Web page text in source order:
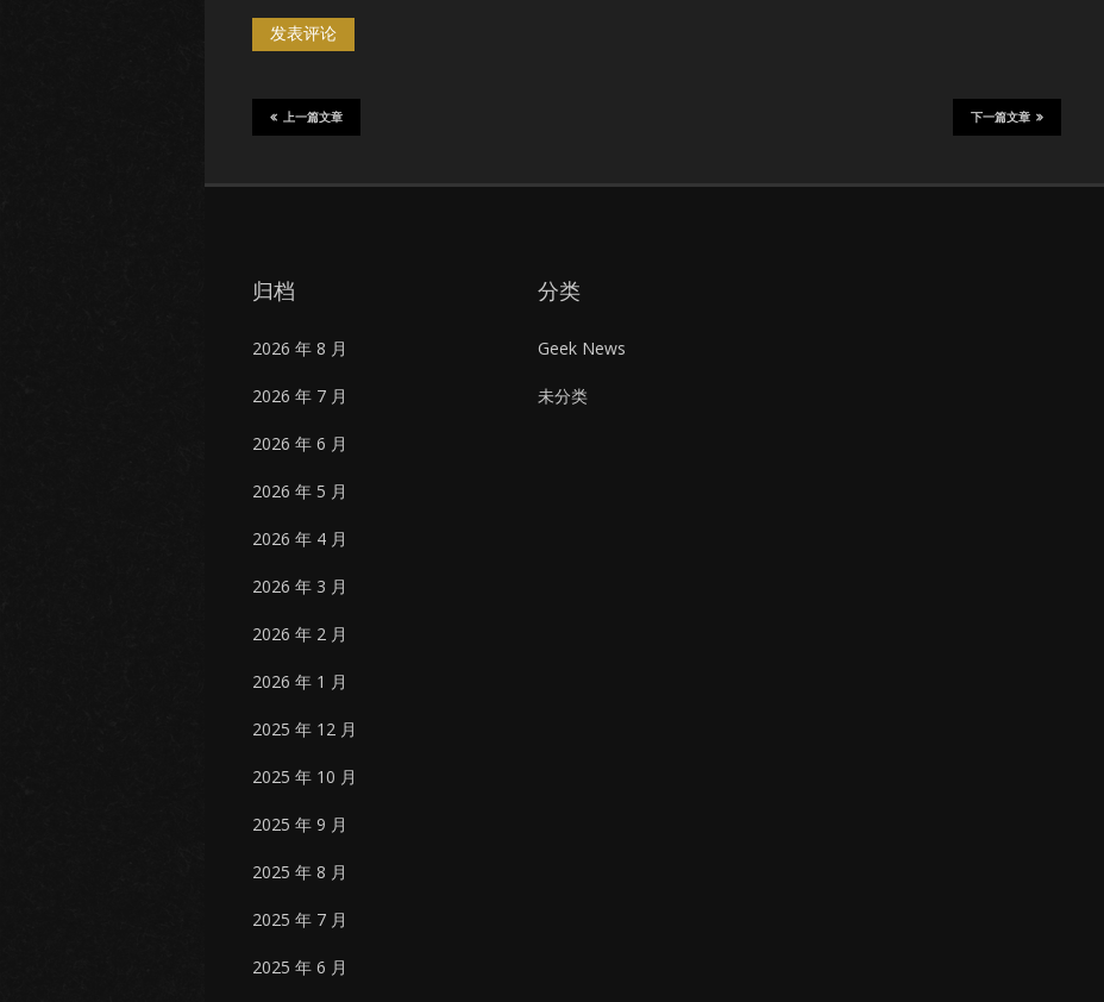
下一篇文章
上一篇文章
归档
2026 年 8 月
2026 年 7 月
2026 年 6 月
2026 年 5 月
2026 年 4 月
2026 年 3 月
2026 年 2 月
2026 年 1 月
2025 年 12 月
2025 年 10 月
2025 年 9 月
2025 年 8 月
2025 年 7 月
2025 年 6 月
分类
Geek News
未分类